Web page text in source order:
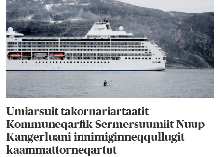
Umiarsuit takornariartaatit
Kommuneqarfik Sermersuumiit Nuup
Kangerluani innimiginneqqullugit
kaammattorneqartut